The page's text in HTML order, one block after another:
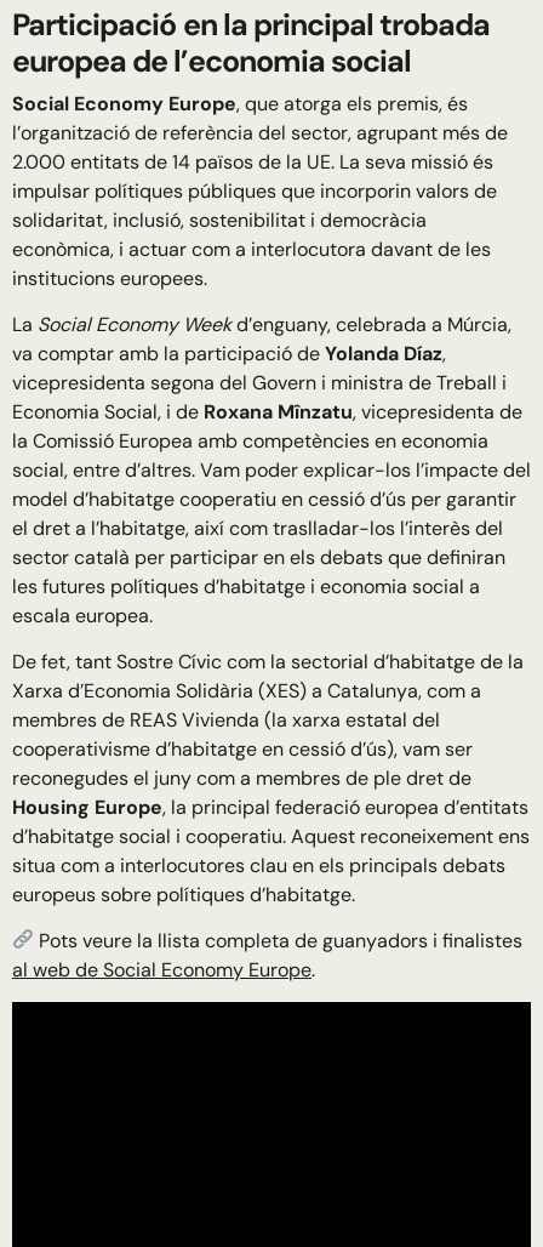
Participació en la principal trobada
europea de l’economia social
Social Economy Europe, que atorga els premis, és
l’organització de referència del sector, agrupant més de
2.000 entitats de 14 països de la UE. La seva missió és
impulsar polítiques públiques que incorporin valors de
solidaritat, inclusió, sostenibilitat i democràcia
econòmica, i actuar com a interlocutora davant de les
institucions europees.
La Social Economy Weekd’enguany, celebrada a Múrcia,
va comptar amb la participació deYolanda Díaz,
vicepresidenta segona del Govern i ministra de Treball i
Economia Social, i de Roxana Mînzatu, vicepresidenta de
la Comissió Europea amb competències en economia
social, entre d’altres. Vam poder explicar-los l’impacte del
model d’habitatge cooperatiu en cessió d’ús per garantir
el dret a l’habitatge, així com traslladar-los l’interès del
sector català per participar en els debats que definiran
les futures polítiques d’habitatge i economia social a
escala europea.
De fet, tant Sostre Cívic com la sectorial d’habitatge de la
Xarxa d’Economia Solidària (XES) a Catalunya, com a
membres de REAS Vivienda (la xarxa estatal del
cooperativisme d’habitatge en cessió d’ús), vam ser
reconegudes el juny com a membres de ple dret de
Housing Europe, la principal federació europea d’entitats
d’habitatge social i cooperatiu. Aquest reconeixement ens
situa com a interlocutores clau en els principals debats
europeus sobre polítiques d’habitatge.
Pots veure la llista completa de guanyadors i finalistes
al web de Social Economy Europe.